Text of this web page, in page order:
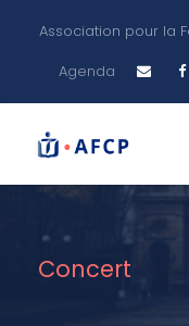
Association pour la
Agenda
Concert